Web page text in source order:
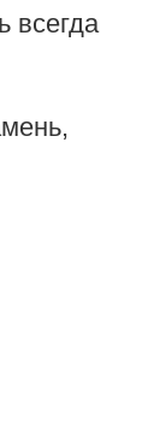
всегда